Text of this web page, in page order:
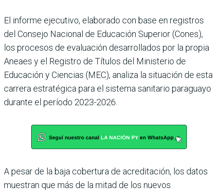
El informe ejecutivo, ela­borado con base en regis­tros
del Consejo Nacio­nal de Educación Superior (Cones),
los procesos de evaluación desarrolla­dos por la propia
Aneaes y el Registro de Títulos del Ministerio de
Educación y Ciencias (MEC), analiza la situación de esta
carrera estratégica para el sis­tema sanitario paraguayo
durante el período 2023-2026.
A pesar de la baja cobertura de acreditación, los datos
muestran que más de la mitad de los nuevos